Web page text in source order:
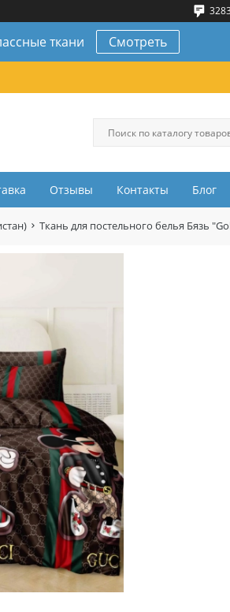
ткани Смотреть
Отзывы Контакты Блог
Ткань для постельного белья Бязь